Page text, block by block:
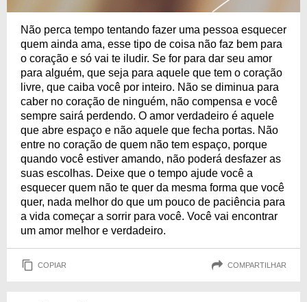
Não perca tempo tentando fazer uma pessoa esquecer
quem ainda ama, esse tipo de coisa não faz bem para
o coração e só vai te iludir. Se for para dar seu amor
para alguém, que seja para aquele que tem o coração
livre, que caiba você por inteiro. Não se diminua para
caber no coração de ninguém, não compensa e você
sempre sairá perdendo. O amor verdadeiro é aquele
que abre espaço e não aquele que fecha portas. Não
entre no coração de quem não tem espaço, porque
quando você estiver amando, não poderá desfazer as
suas escolhas. Deixe que o tempo ajude você a
esquecer quem não te quer da mesma forma que você
quer, nada melhor do que um pouco de paciência para
a vida começar a sorrir para você. Você vai encontrar
um amor melhor e verdadeiro.
COPIAR COMPARTILHAR